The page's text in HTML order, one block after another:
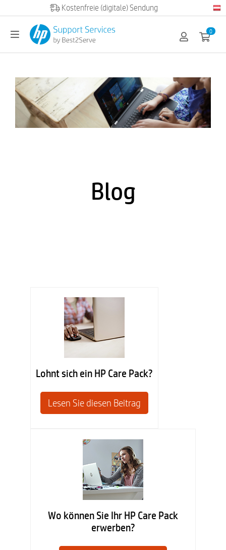
Kostenfreie (digitale) Sendung
0
Blog
Lohnt sich ein HP Care Pack?
Lesen Sie diesen Beitrag
Wo können Sie Ihr HP Care Pack
erwerben?